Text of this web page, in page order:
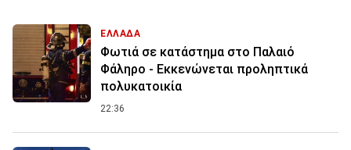
ΕΛΛΑΔΑ
Φωτιά σε κατάστημα στο Παλαιό
Φάληρο - Εκκενώνεται προληπτικά
πολυκατοικία
22:36